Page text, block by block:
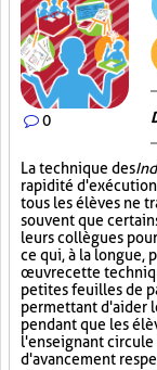
0
La technique des
rapidité
tous les élèves ne
souvent que
leurs collègues
ce qui, à la longue,
œuvre cette
petites feuilles de
permettant d'aider
pendant que les
l'enseignant circule
d'avancement